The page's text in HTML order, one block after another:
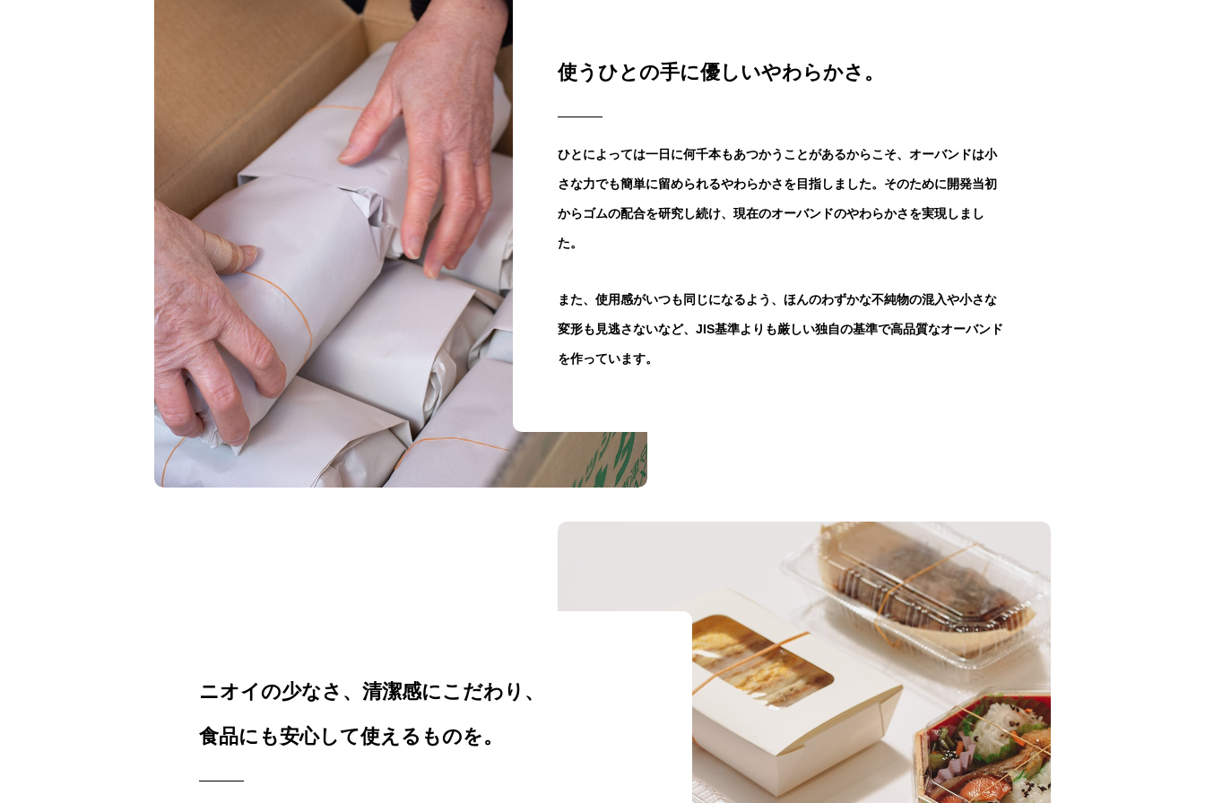
使うひとの手に優しいやわらかさ。
ひとによっては一日に何千本もあつかうことがあるからこそ、オーバンドは小
さな力でも簡単に留められるやわらかさを目指しました。そのために開発当初
からゴムの配合を研究し続け、現在のオーバンドのやわらかさを実現しまし
た。
また、使用感がいつも同じになるよう、ほんのわずかな不純物の混入や小さな
変形も見逃さないなど、JIS基準よりも厳しい独自の基準で高品質なオーバンド
を作っています。
ニオイの少なさ、清潔感にこだわり、
食品にも安心して使えるものを。